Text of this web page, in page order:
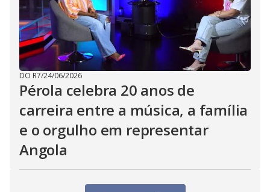
DO R7/24/06/2026
Pérola celebra 20 anos de
carreira entre a música, a família
e o orgulho em representar
Angola